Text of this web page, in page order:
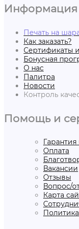
Информация
Печать на
Как заказать?
Сертификаты
Бонусная
О нас
Палитра
Новости
Контроль
Помощь и
Оплата
Вакансии
Отзывы
Вопрос/
Карта